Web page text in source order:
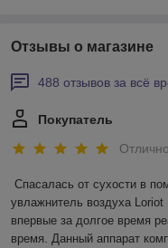
Отзывы о магазине
488 отзывов за всё
Покупатель
Отлично
Спасалась от сухости в
увлажнитель воздуха
впервые за долгое время
время. Данный аппарат